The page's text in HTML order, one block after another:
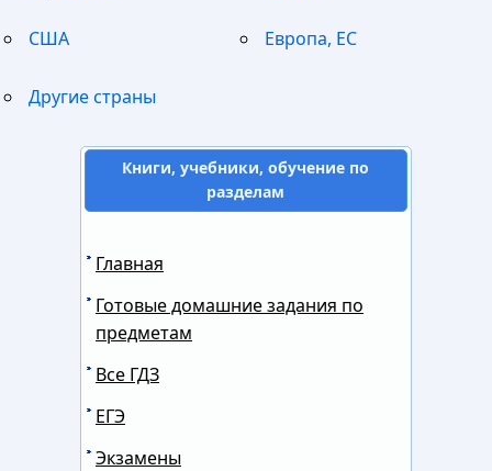
США Европа, ЕС
Другие страны
Книги, учебники, обучение по
разделам
Главная
Готовые домашние задания по
предметам
Все ГДЗ
ЕГЭ
Экзамены